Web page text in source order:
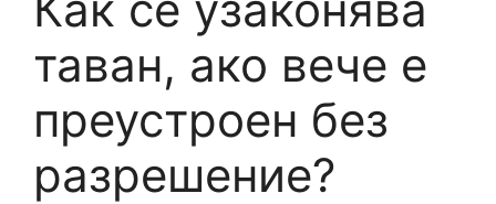
таван, ако вече е
преустроен без
разрешение?